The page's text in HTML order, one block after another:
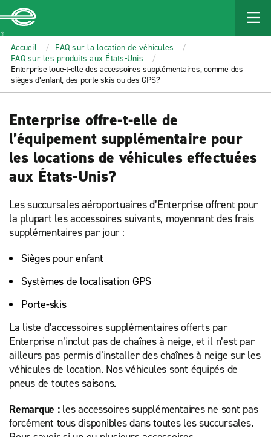
MAIN
CONTENT
Enterprise
Accueil
FAQ sur la location de véhicules
FAQ sur les produits aux États-Unis
Enterprise loue-t-elle des accessoires supplémentaires, comme des
sièges d’enfant, des porte-skis ou des GPS?
Enterprise offre-t-elle de
l’équipement supplémentaire pour
les locations de véhicules effectuées
aux États-Unis?
Les succursales aéroportuaires d’Enterprise offrent pour
la plupart les accessoires suivants, moyennant des frais
supplémentaires par jour :
Sièges pour enfant
Systèmes de localisation GPS
Porte-skis
La liste d’accessoires supplémentaires offerts par
Enterprise n’inclut pas de chaînes à neige, et il n’est par
ailleurs pas permis d’installer des chaînes à neige sur les
véhicules de location. Nos véhicules sont équipés de
pneus de toutes saisons.
Remarque :les accessoires supplémentaires ne sont pas
forcément tous disponibles dans toutes les succursales.